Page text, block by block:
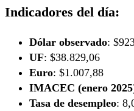
Indicadores del día:
Dólar observado:
UF: $38.829,06
Euro: $1.007,88
IMACEC (enero
Tasa de desempleo: